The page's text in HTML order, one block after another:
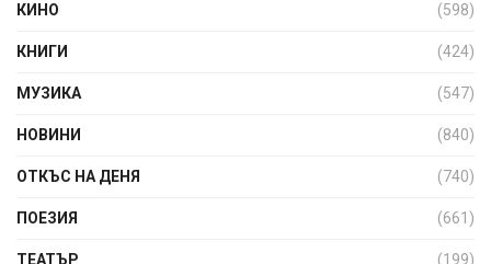
КИНО (598)
КНИГИ (424)
МУЗИКА (547)
НОВИНИ (840)
ОТКЪС НА ДЕНЯ (740)
ПОЕЗИЯ (661)
ТЕАТЪР (199)